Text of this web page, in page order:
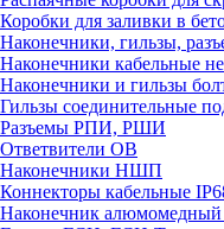
Коробки для заливки в
Наконечники, гильзы,
Наконечники кабельные
Наконечники и гильзы
Гильзы соединительные
Разъемы РПИ, РШИ
Ответвители ОВ
Наконечники НШП
Коннекторы кабельные
Наконечник